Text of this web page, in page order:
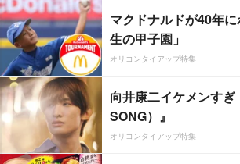
マクドナルドが40年
生の甲子園」
オリコンタイアップ特集
向井康二イケメンす
SONG）』
オリコンタイアップ特集